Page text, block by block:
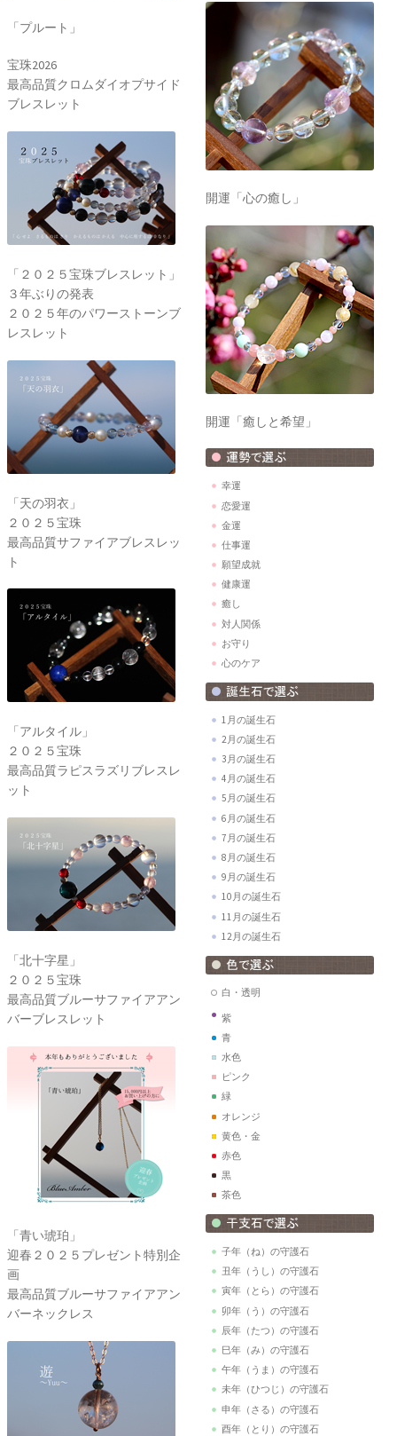
「プルート」
宝珠2026
最高品質クロムダイオプサイド
ブレスレット
「２０２５宝珠ブレスレット」
３年ぶりの発表
２０２５年のパワーストーンブ
レスレット
「天の羽衣」
２０２５宝珠
最高品質サファイアブレスレッ
ト
「アルタイル」
２０２５宝珠
最高品質ラピスラズリブレスレ
ット
「北十字星」
２０２５宝珠
最高品質ブルーサファイアアン
バーブレスレット
「青い琥珀」
迎春２０２５プレゼント特別企
画
最高品質ブルーサファイアアン
バーネックレス
開運「心の癒し」
開運「癒しと希望」
幸運
恋愛運
金運
仕事運
願望成就
健康運
癒し
対人関係
お守り
心のケア
1月の誕生石
2月の誕生石
3月の誕生石
4月の誕生石
5月の誕生石
6月の誕生石
7月の誕生石
8月の誕生石
9月の誕生石
10月の誕生石
11月の誕生石
12月の誕生石
白・透明
紫
青
水色
ピンク
緑
オレンジ
黄色・金
赤色
黒
茶色
子年（ね）の守護石
丑年（うし）の守護石
寅年（とら）の守護石
卯年（う）の守護石
辰年（たつ）の守護石
巳年（み）の守護石
午年（うま）の守護石
未年（ひつじ）の守護石
申年（さる）の守護石
酉年（とり）の守護石